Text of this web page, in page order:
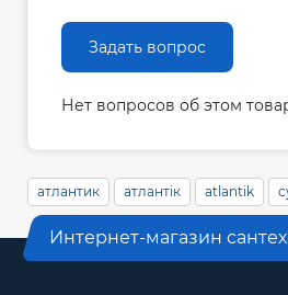
Гарантия на рабочий
Задать вопрос
Нет вопросов об этом
атлантик атлантік atlantik
Интернет-магазин